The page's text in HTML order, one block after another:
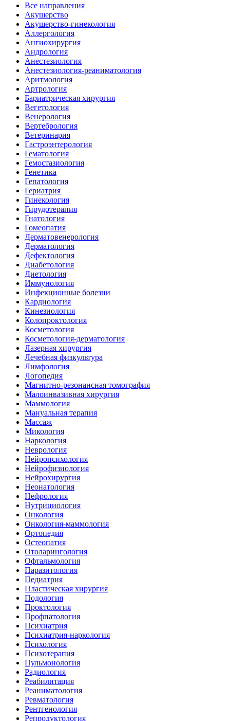
Все направления
Акушерство
Акушерство-гинекология
Аллергология
Ангиохирургия
Андрология
Анестезиология
Анестезиология-реаниматология
Аритмология
Артрология
Бариатрическая хирургия
Вегетология
Венерология
Вертебрология
Ветеринария
Гастроэнтерология
Гематология
Гемостазиология
Генетика
Гепатология
Гериатрия
Гинекология
Гирудотерапия
Гнатология
Гомеопатия
Дерматовенерология
Дерматология
Дефектология
Диабетология
Диетология
Иммунология
Инфекционные болезни
Кардиология
Кинезиология
Колопроктология
Косметология
Косметология-дерматология
Лазерная хирургия
Лечебная физкультура
Лимфология
Логопедия
Магнитно-резонансная томография
Малоинвазивная хирургия
Маммология
Мануальная терапия
Массаж
Микология
Наркология
Неврология
Нейропсихология
Нейрофизиология
Нейрохирургия
Неонатология
Нефрология
Нутрициология
Онкология
Онкология-маммология
Ортопедия
Остеопатия
Отоларингология
Офтальмология
Паразитология
Педиатрия
Пластическая хирургия
Подология
Проктология
Профпатология
Психиатрия
Психиатрия-наркология
Психология
Психотерапия
Пульмонология
Радиология
Реабилитация
Реаниматология
Ревматология
Рентгенология
Репродуктология